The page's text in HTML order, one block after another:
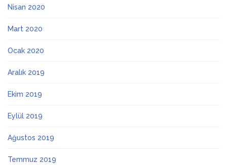
Nisan 2020
Mart 2020
Ocak 2020
Aralık 2019
Ekim 2019
Eylül 2019
Ağustos 2019
Temmuz 2019